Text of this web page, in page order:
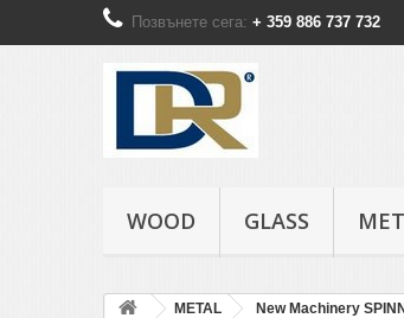
Позвънете сега: + 359 886 737 732
WOOD GLASS
METAL New Machinery